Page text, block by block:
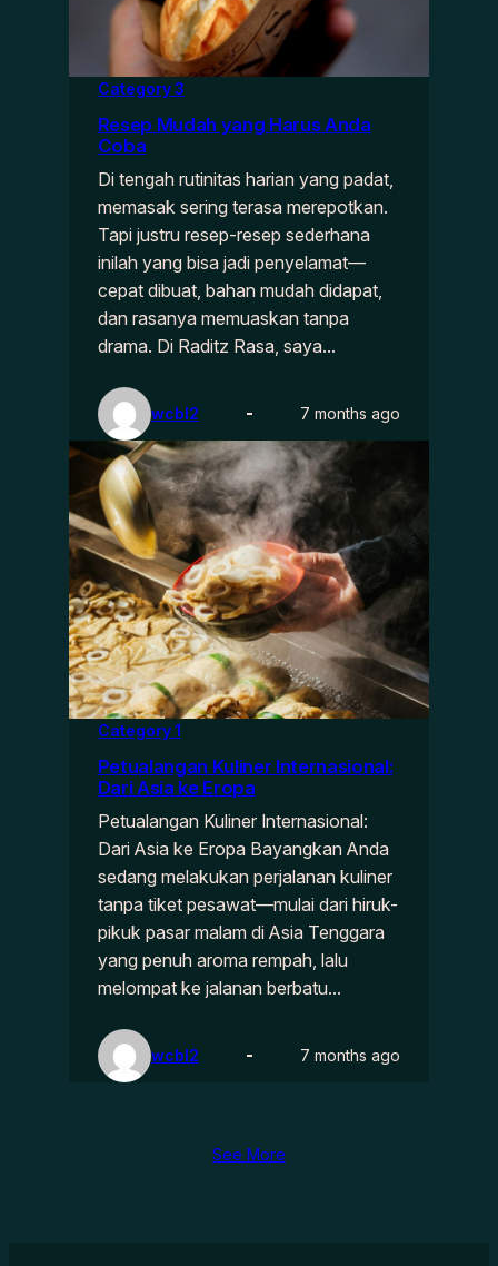
Category 3
Resep Mudah yang Harus Anda
Coba
Di tengah rutinitas harian yang padat,
memasak sering terasa merepotkan.
Tapi justru resep-resep sederhana
inilah yang bisa jadi penyelamat—
cepat dibuat, bahan mudah didapat,
dan rasanya memuaskan tanpa
drama. Di Raditz Rasa, saya…
wcbl2 7 months ago
Category 1
Petualangan Kuliner Internasional:
Dari Asia ke Eropa
Petualangan Kuliner Internasional:
Dari Asia ke Eropa Bayangkan Anda
sedang melakukan perjalanan kuliner
tanpa tiket pesawat—mulai dari hiruk-
pikuk pasar malam di Asia Tenggara
yang penuh aroma rempah, lalu
melompat ke jalanan berbatu…
wcbl2 7 months ago
See More